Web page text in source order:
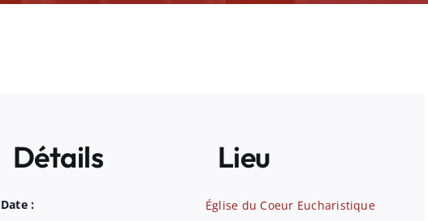
Détails
Date :
Lieu
Église du Coeur Eucharistique